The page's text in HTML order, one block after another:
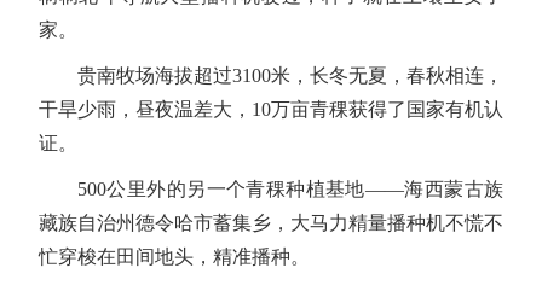
家。
贵南牧场海拔超过3100米，长冬无夏，春秋相连，
干旱少雨，昼夜温差大，10万亩青稞获得了国家有机认
证。
500公里外的另一个青稞种植基地——海西蒙古族
藏族自治州德令哈市蓄集乡，大马力精量播种机不慌不
忙穿梭在田间地头，精准播种。